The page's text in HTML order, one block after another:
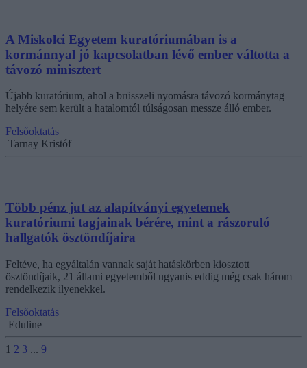
A Miskolci Egyetem kuratóriumában is a
kormánnyal jó kapcsolatban lévő ember váltotta a
távozó minisztert
Újabb kuratórium, ahol a brüsszeli nyomásra távozó kormánytag
helyére sem került a hatalomtól túlságosan messze álló ember.
Felsőoktatás
Tarnay Kristóf
Több pénz jut az alapítványi egyetemek
kuratóriumi tagjainak bérére, mint a rászoruló
hallgatók ösztöndíjaira
Feltéve, ha egyáltalán vannak saját hatáskörben kiosztott
ösztöndíjaik, 21 állami egyetemből ugyanis eddig még csak három
rendelkezik ilyenekkel.
Felsőoktatás
Eduline
1 2 3 ... 9